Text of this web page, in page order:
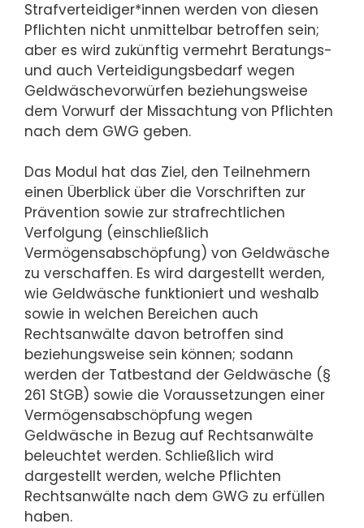
Strafverteidiger*innen werden von diesen
Pflichten nicht unmittelbar betroffen sein;
aber es wird zukünftig vermehrt Beratungs-
und auch Verteidigungsbedarf wegen
Geldwäschevorwürfen beziehungsweise
dem Vorwurf der Missachtung von Pflichten
nach dem GWG geben.
Das Modul hat das Ziel, den Teilnehmern
einen Überblick über die Vorschriften zur
Prävention sowie zur strafrechtlichen
Verfolgung (einschließlich
Vermögensabschöpfung) von Geldwäsche
zu verschaffen. Es wird dargestellt werden,
wie Geldwäsche funktioniert und weshalb
sowie in welchen Bereichen auch
Rechtsanwälte davon betroffen sind
beziehungsweise sein können; sodann
werden der Tatbestand der Geldwäsche (§
261 StGB) sowie die Voraussetzungen einer
Vermögensabschöpfung wegen
Geldwäsche in Bezug auf Rechtsanwälte
beleuchtet werden. Schließlich wird
dargestellt werden, welche Pflichten
Rechtsanwälte nach dem GWG zu erfüllen
haben.